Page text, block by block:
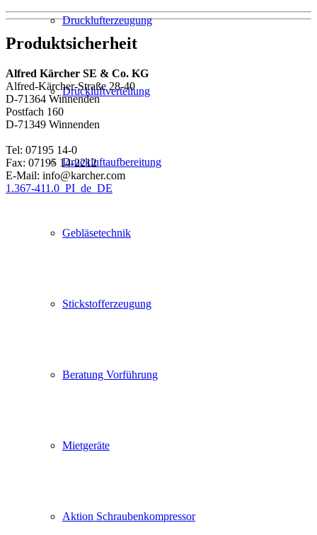
Drucklufterzeugung
Druckluftverteilung
Druckluftaufbereitung
Gebläsetechnik
Stickstofferzeugung
Beratung Vorführung
Mietgeräte
Aktion Schraubenkompressor
Produktsicherheit
Alfred Kärcher SE & Co. KG
Alfred-Kärcher-Straße 28-40
D-71364 Winnenden
Postfach 160
D-71349 Winnenden
Tel: 07195 14-0
Fax: 07195 14-2212
E-Mail: info@karcher.com
1.367-411.0_PI_de_DE